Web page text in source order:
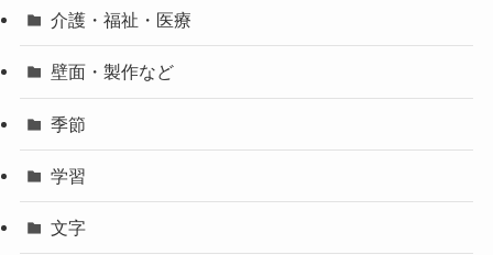
介護・福祉・医療
壁面・製作など
季節
学習
文字